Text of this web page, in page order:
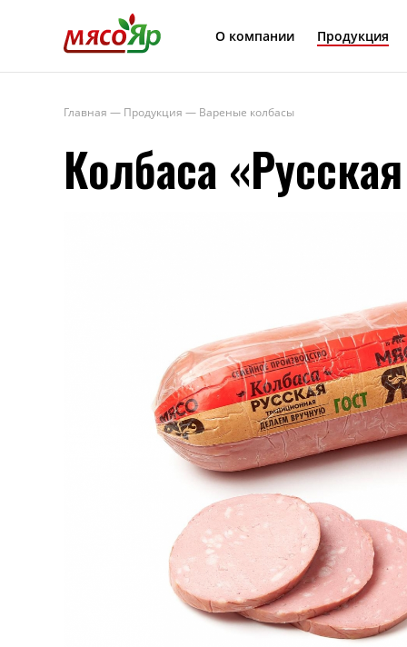
О компании Продукция
Главная — Продукция — Вареные колбасы
Колбаса